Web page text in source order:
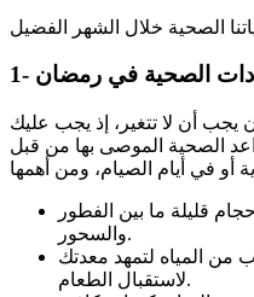
الصحية في رمضان
أن لا تتغير، إذ يجب عليك
الصحية الموصى بها من قبل
قليلة ما بين الفطور
والسحور.
من المياه لتمهد معدتك
لاستقبال الطعام.